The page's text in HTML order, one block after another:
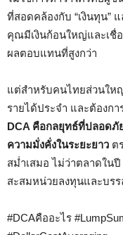
ที่สอดคล้องกับ “เงินทุน”
คุณมีเงินก้อนใหญ่และเชื่
ผลตอบแทนที่สูงกว่า
แต่สำหรับคนไทยส่วนให
รายได้ประจำ และต้องก
DCA คือกลยุทธ์ที่ปลอดภั
ความมั่งคั่งในระยะยาว ต
สม่ำเสมอ ไม่ว่าตลาดใน
สะสมหน่วยลงทุนและบร
#DCAคืออะไร